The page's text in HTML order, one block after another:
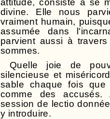
attitude, consiste à se
divine. Elle nous
vraiment humain,
assumée dans
parvient aussi à
sommes.
Quelle joie de
silencieuse et
sable chaque fois
comme des accusés.
session de lectio
y introduire.